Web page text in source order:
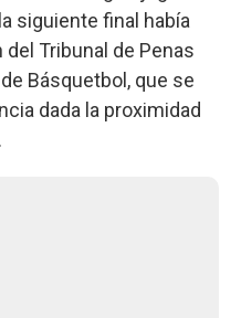
siguiente final había
Tribunal de Penas
Básquetbol, que se
dada la proximidad